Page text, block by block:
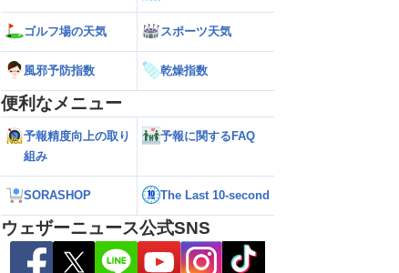
ゴルフ場の天気 スポーツ天気
風邪予防指数 乾燥指数
便利なメニュー
予報精度向上の取り
組み
予報に関するFAQ
SORASHOP The Last 10-second
ウェザーニュース公式SNS